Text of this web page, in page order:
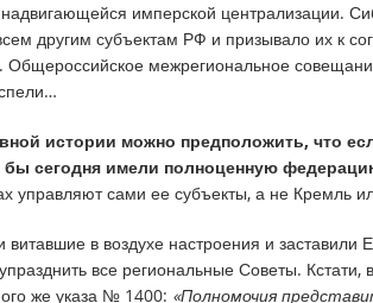
надвигающейся имперской централизации.
другим субъектам РФ и призывало их к
Общероссийское межрегиональное
истории можно предположить, что
сегодня имели полноценную
управляют сами ее субъекты, а не Кремль
в воздухе настроения и заставили
все региональные Советы.
же указа № 1400: «Полномочия